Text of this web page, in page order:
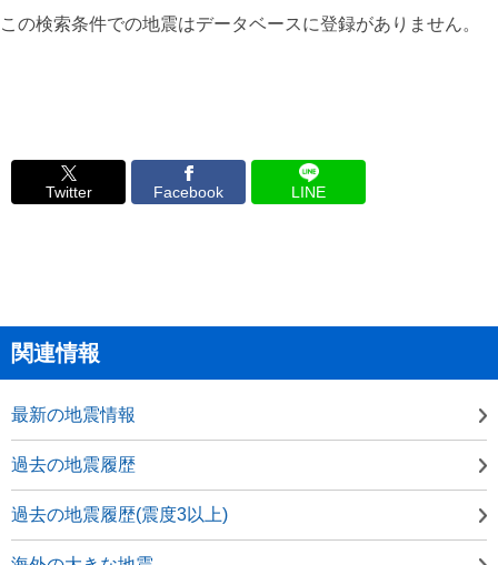
この検索条件での地震はデータベースに登録がありません。
Twitter Facebook LINE
関連情報
最新の地震情報
過去の地震履歴
過去の地震履歴(震度3以上)